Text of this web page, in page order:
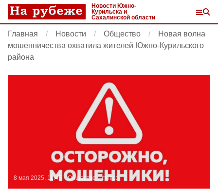
Новости Южно-
Курильска и
Сахалинской области
Главная Новости Общество
Новая волна
мошенничества охватила жителей Южно-Курильского
района
8 мая 2025, 11:45 Общество Фото: